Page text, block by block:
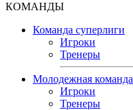
КОМАНДЫ
Команда суперлиги
Игроки
Тренеры
Молодежная команда
Игроки
Тренеры